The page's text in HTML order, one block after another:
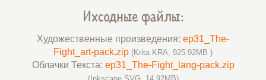
Ихсодные файлы:
Художественные произведения: ep31_The-
Fight_art-pack.zip (Krita KRA, 925.92MB )
Облачки Текста: ep31_The-Fight_lang-pack.zip